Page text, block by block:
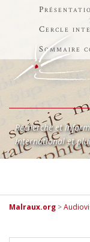
Cercle
Sommaire
Recherche et
International et
Malraux.org >